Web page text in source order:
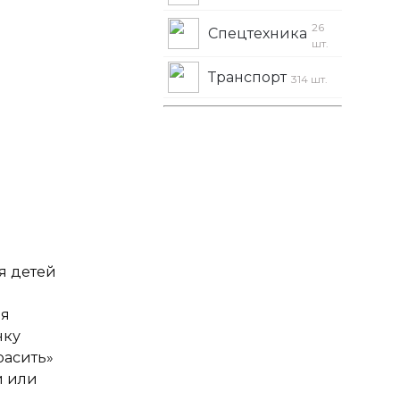
детей
или
Спецтехника 26
шт.
Транспорт 314 шт.